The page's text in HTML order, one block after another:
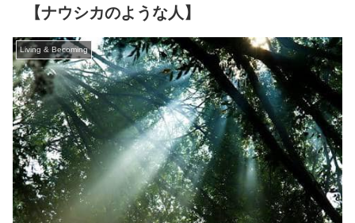
【ナウシカのような人】
Living & Becoming